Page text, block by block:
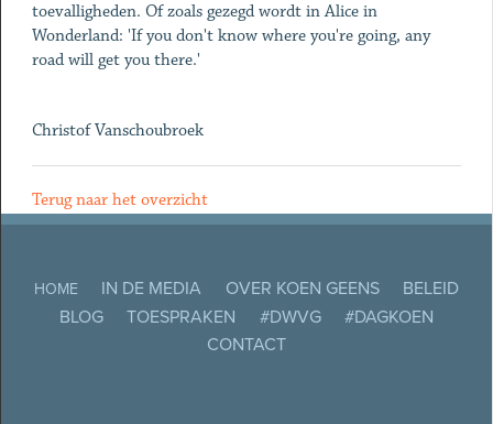
toevalligheden. Of zoals gezegd wordt in Alice in
Wonderland: 'If you don't know where you're going, any
road will get you there.'
Christof Vanschoubroek
Terug naar het overzicht
HOME IN DE MEDIA OVER KOEN GEENS
BELEID
BLOG
TOESPRAKEN #DWVG
#DAGKOEN
CONTACT